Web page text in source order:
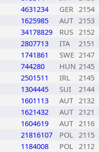
4631234 GER 2154
1625985 AUT 2153
34178829 RUS 2152
2807713 ITA 2151
1741861 SWE 2147
744280 HUN 2145
2501511 IRL
2145
1304445 SUI
2144
1601113 AUT 2132
1621432 AUT 2121
1604619 AUT 2116
21816107 POL 2115
1184008 POL 2112